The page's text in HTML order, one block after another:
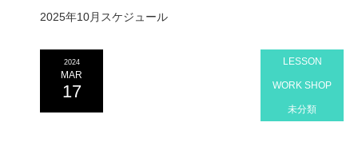
2025年10月スケジュール
2024
MAR
17
LESSON
WORK SHOP
未分類